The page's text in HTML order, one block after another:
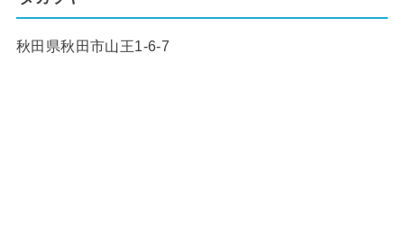
秋田県秋田市山王1-6-7